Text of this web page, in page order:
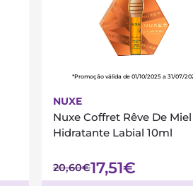
*Promoção válida de 01/10/2025 a 31/07/
NUXE
Nuxe Coffret Rêve De Miel
Hidratante Labial 10ml
20,60€17,51€